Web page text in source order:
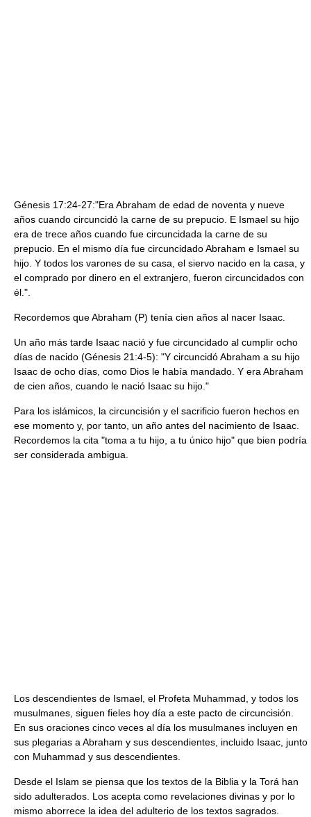
Génesis 17:24-27:"Era Abraham de edad de noventa y nueve
años cuando circuncidó la carne de su prepucio. E Ismael su hijo
era de trece años cuando fue circuncidada la carne de su
prepucio. En el mismo día fue circuncidado Abraham e Ismael su
hijo. Y todos los varones de su casa, el siervo nacido en la casa, y
el comprado por dinero en el extranjero, fueron circuncidados con
él.".
Recordemos que Abraham (P) tenía cien años al nacer Isaac.
Un año más tarde Isaac nació y fue circuncidado al cumplir ocho
días de nacido (Génesis 21:4-5): "Y circuncidó Abraham a su hijo
Isaac de ocho días, como Dios le había mandado. Y era Abraham
de cien años, cuando le nació Isaac su hijo."
Para los islámicos, la circuncisión y el sacrificio fueron hechos en
ese momento y, por tanto, un año antes del nacimiento de Isaac.
Recordemos la cita "toma a tu hijo, a tu único hijo" que bien podría
ser considerada ambigua.
Los descendientes de Ismael, el Profeta Muhammad, y todos los
musulmanes, siguen fieles hoy día a este pacto de circuncisión.
En sus oraciones cinco veces al día los musulmanes incluyen en
sus plegarias a Abraham y sus descendientes, incluido Isaac, junto
con Muhammad y sus descendientes.
Desde el Islam se piensa que los textos de la Biblia y la Torá han
sido adulterados. Los acepta como revelaciones divinas y por lo
mismo aborrece la idea del adulterio de los textos sagrados.